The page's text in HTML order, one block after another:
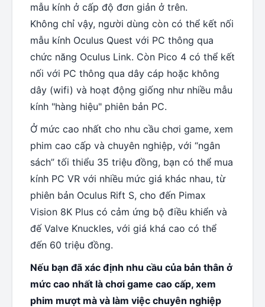
mẫu kính ở cấp độ đơn giản ở trên.
Không chỉ vậy, người dùng còn có thể kết nối
mẫu kính Oculus Quest với PC thông qua
chức năng Oculus Link. Còn Pico 4 có thể kết
nối với PC thông qua dây cáp hoặc không
dây (wifi) và hoạt động giống như nhiều mẫu
kính "hàng hiệu" phiên bản PC.
Ở mức cao nhất cho nhu cầu chơi game, xem
phim cao cấp và chuyên nghiệp, với “ngân
sách” tối thiểu 35 triệu đồng, bạn có thể mua
kính PC VR với nhiều mức giá khác nhau, từ
phiên bản Oculus Rift S, cho đến Pimax
Vision 8K Plus có cảm ứng bộ điều khiển và
đế Valve Knuckles, với giá khá cao có thể
đến 60 triệu đồng.
Nếu bạn đã xác định nhu cầu của bản thân ở
mức cao nhất là chơi game cao cấp, xem
phim mượt mà và làm việc chuyên nghiệp